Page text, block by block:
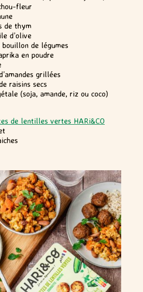
fleur
de thym
d’olive
de légumes
en poudre
grillées
raisins secs
(soja, amande, riz ou coco)
de lentilles vertes HARi&CO